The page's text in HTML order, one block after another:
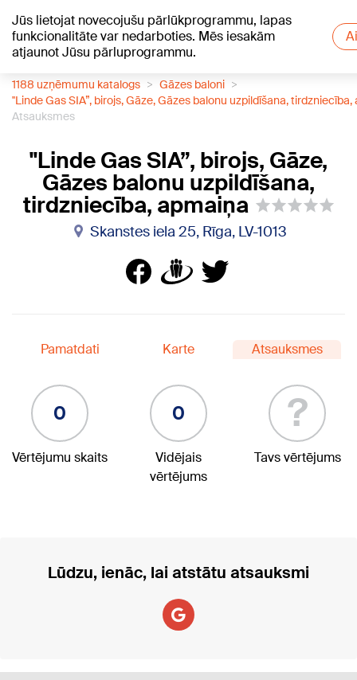
Jūs lietojat novecojušu pārlūkprogrammu, lapas
funkcionalitāte var nedarboties. Mēs iesakām
atjaunot Jūsu pārluprogrammu.
+22°C
1188 uzņēmumu katalogs
Gāzes baloni
''Linde Gas SIA”, birojs, Gāze, Gāzes balonu uzpildīšana,
Atsauksmes
''Linde Gas SIA”, birojs, Gāze,
Gāzes balonu uzpildīšana,
tirdzniecība, apmaiņa
Skanstes iela 25, Rīga, LV-1013
Pamatdati Karte Atsauksmes
0
Vērtējumu skaits
0
Vidējais
vērtējums
?
Tavs vērtējums
Lūdzu, ienāc, lai atstātu atsauksmi